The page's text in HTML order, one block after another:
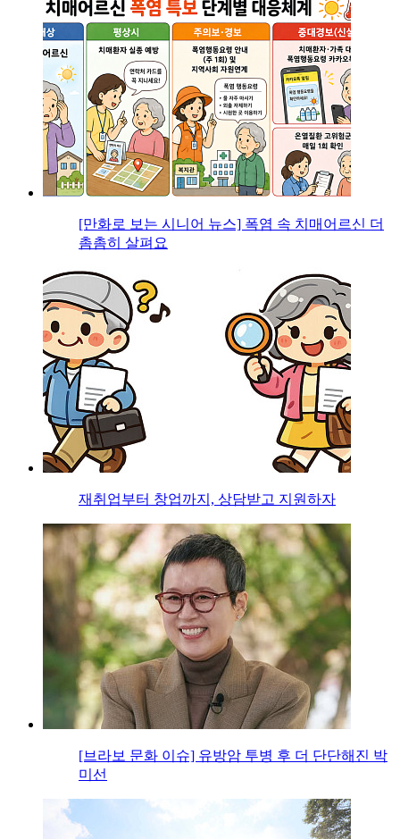
[만화로 보는 시니어 뉴스] 폭염 속 치매어르신 더
촘촘히 살펴요
재취업부터 창업까지, 상담받고 지원하자
[브라보 문화 이슈] 유방암 투병 후 더 단단해진 박
미선